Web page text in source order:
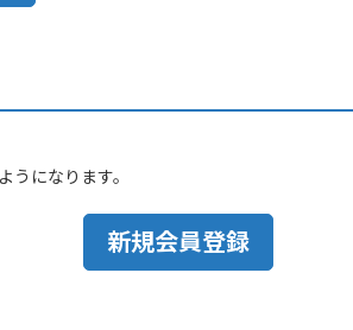
うになります。